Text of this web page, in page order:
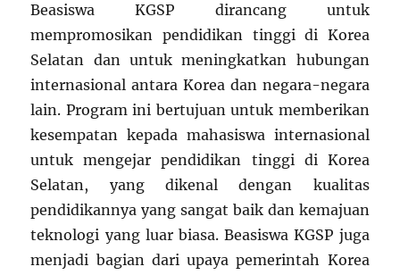
Beasiswa KGSP dirancang untuk
mempromosikan pendidikan tinggi di Korea
Selatan dan untuk meningkatkan hubungan
internasional antara Korea dan negara-negara
lain. Program ini bertujuan untuk memberikan
kesempatan kepada mahasiswa internasional
untuk mengejar pendidikan tinggi di Korea
Selatan, yang dikenal dengan kualitas
pendidikannya yang sangat baik dan kemajuan
teknologi yang luar biasa. Beasiswa KGSP juga
menjadi bagian dari upaya pemerintah Korea